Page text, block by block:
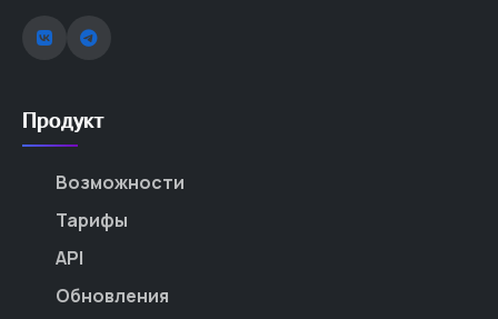
Продукт
Возможности
Тарифы
API
Обновления